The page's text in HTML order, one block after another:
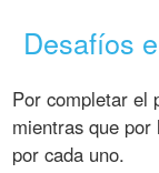
Desafíos
Por completar el
mientras que por
por cada uno.